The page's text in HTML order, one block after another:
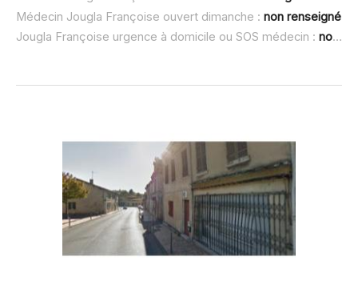
Médecin Jougla Françoise ouvert dimanche : non renseigné
Jougla Françoise urgence à domicile ou SOS médecin : non renseigné